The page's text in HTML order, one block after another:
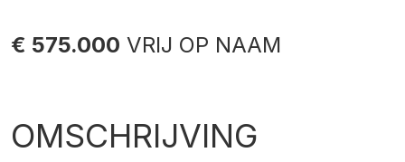
€ 575.000 VRIJ OP NAAM
OMSCHRIJVING